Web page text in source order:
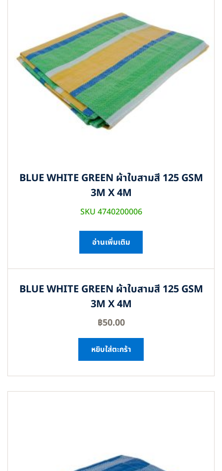
BLUE WHITE GREEN ผ้าใบสามสี 125 GSM
3M X 4M
SKU 4740200006
อ่านเพิ่มเติม
BLUE WHITE GREEN ผ้าใบสามสี 125 GSM
3M X 4M
฿50.00
หยิบใส่ตะกร้า